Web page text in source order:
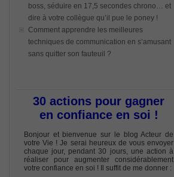
boss, séduire en 17,5 secondes chrono… et
dire à votre collègue qu’il pue le poney !
Comment apprendre les meilleures
techniques de communication en s’amusant
sans quitter son fauteuil ?
30 actions pour gagner
en confiance en soi !
Bonjour et bienvenue sur le blog Acteur de
votre Vie ! Je serai heureux de vous envoyer
chaque jour, pendant 30 jours, une action à
réaliser pour augmenter considérablement
votre confiance en soi ! Il suffit de me donner :